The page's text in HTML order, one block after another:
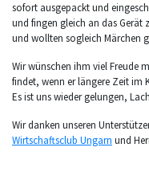
sofort ausgepackt und
und fingen gleich an das Gerät
und wollten sogleich Märchen
Wir wünschen ihm viel Freude
findet, wenn er längere Zeit im
Es ist uns wieder gelungen,
Wir danken unseren
Wirtschaftsclub Ungarn und